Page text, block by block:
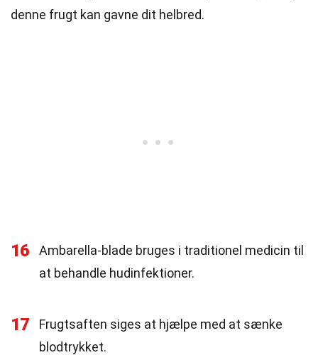
denne frugt kan gavne dit helbred.
16
Ambarella-blade bruges i traditionel medicin til
at behandle hudinfektioner.
17
Frugtsaften siges at hjælpe med at sænke
blodtrykket.